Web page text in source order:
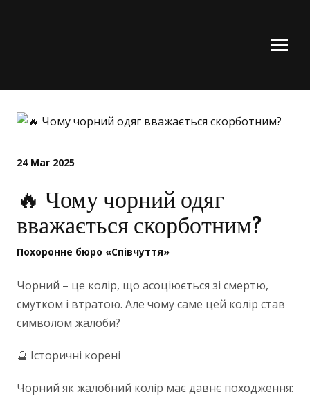
24 Mar 2025
🔥 Чому чорний одяг
вважається скорботним?
Похоронне бюро «Співчуття»
Чорний – це колір, що асоціюється зі смертю,
смутком і втратою. Але чому саме цей колір став
символом жалоби?
🔮 Історичні корені
Чорний як жалобний колір має давнє походження: